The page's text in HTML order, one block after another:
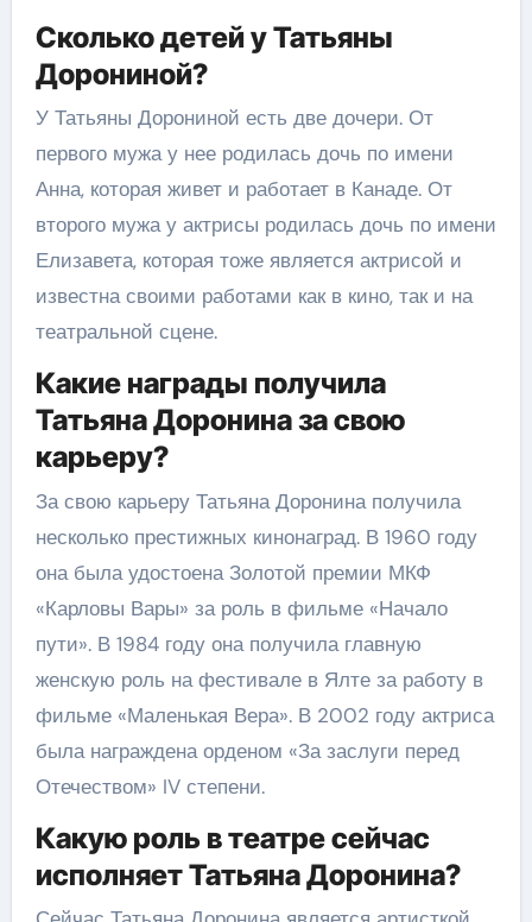
Сколько детей у Татьяны
Дорониной?
У Татьяны Дорониной есть две дочери. От
первого мужа у нее родилась дочь по имени
Анна, которая живет и работает в Канаде. От
второго мужа у актрисы родилась дочь по имени
Елизавета, которая тоже является актрисой и
известна своими работами как в кино, так и на
театральной сцене.
Какие награды получила
Татьяна Доронина за свою
карьеру?
За свою карьеру Татьяна Доронина получила
несколько престижных кинонаград. В 1960 году
она была удостоена Золотой премии МКФ
«Карловы Вары» за роль в фильме «Начало
пути». В 1984 году она получила главную
женскую роль на фестивале в Ялте за работу в
фильме «Маленькая Вера». В 2002 году актриса
была награждена орденом «За заслуги перед
Отечеством» IV степени.
Какую роль в театре сейчас
исполняет Татьяна Доронина?